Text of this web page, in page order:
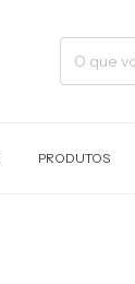
PRODUTOS